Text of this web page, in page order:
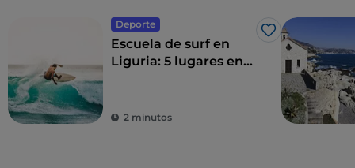
Deporte
Me gusta
Escuela de surf en
Liguria: 5 lugares en
2 minutos